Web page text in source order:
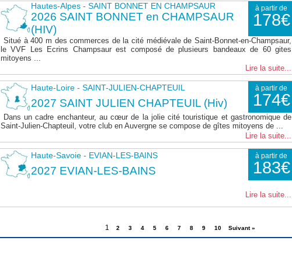
Hautes-Alpes - SAINT BONNET EN CHAMPSAUR à partir de
178€
2026 SAINT BONNET en CHAMPSAUR
(HIV)
Situé à 400 m des commerces de la cité médiévale de Saint-Bonnet-en-Champsaur,
le VVF Les Ecrins Champsaur est composé de plusieurs bandeaux de 60 gites
mitoyens ...
Lire la suite...
Haute-Loire - SAINT-JULIEN-CHAPTEUIL à partir de
174€
2027 SAINT JULIEN CHAPTEUIL (Hiv)
Dans un cadre enchanteur, au cœur de la jolie cité touristique et gastronomique de
Saint-Julien-Chapteuil, votre club en Auvergne se compose de gîtes mitoyens de ...
Lire la suite...
Haute-Savoie - EVIAN-LES-BAINS à partir de
183€
2027 EVIAN-LES-BAINS
Lire la suite...
1 2 3 4 5 6 7 8 9 10 Suivant »